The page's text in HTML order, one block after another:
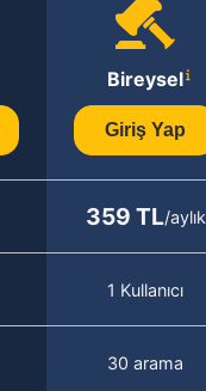
Bireysel
Giriş Yap
359 TL/aylık
1 Kullanıcı
30 arama